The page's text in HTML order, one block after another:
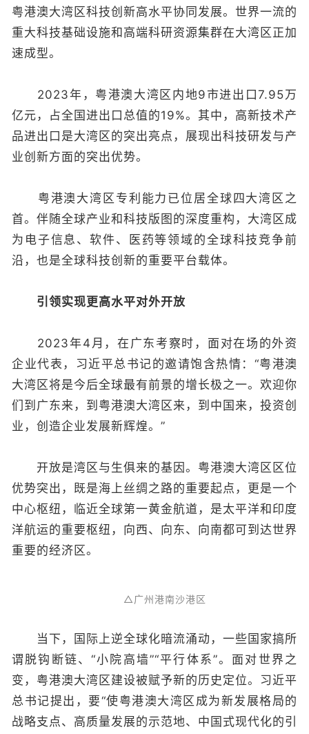
粤港澳大湾区科技创新高水平协同发展。世界一流的
重大科技基础设施和高端科研资源集群在大湾区正加
速成型。
2023年，粤港澳大湾区内地9市进出口7.95万
亿元，占全国进出口总值的19%。其中，高新技术产
品进出口是大湾区的突出亮点，展现出科技研发与产
业创新方面的突出优势。
粤港澳大湾区专利能力已位居全球四大湾区之
首。伴随全球产业和科技版图的深度重构，大湾区成
为电子信息、软件、医药等领域的全球科技竞争前
沿，也是全球科技创新的重要平台载体。
引领实现更高水平对外开放
2023年4月，在广东考察时，面对在场的外资
企业代表，习近平总书记的邀请饱含热情：“粤港澳
大湾区将是今后全球最有前景的增长极之一。欢迎你
们到广东来，到粤港澳大湾区来，到中国来，投资创
业，创造企业发展新辉煌。”
开放是湾区与生俱来的基因。粤港澳大湾区区位
优势突出，既是海上丝绸之路的重要起点，更是一个
中心枢纽，临近全球第一黄金航道，是太平洋和印度
洋航运的重要枢纽，向西、向东、向南都可到达世界
重要的经济区。
△广州港南沙港区
当下，国际上逆全球化暗流涌动，一些国家搞所
谓脱钩断链、“小院高墙”“平行体系”。面对世界之
变，粤港澳大湾区建设被赋予新的历史定位。习近平
总书记提出，要“使粤港澳大湾区成为新发展格局的
战略支点、高质量发展的示范地、中国式现代化的引